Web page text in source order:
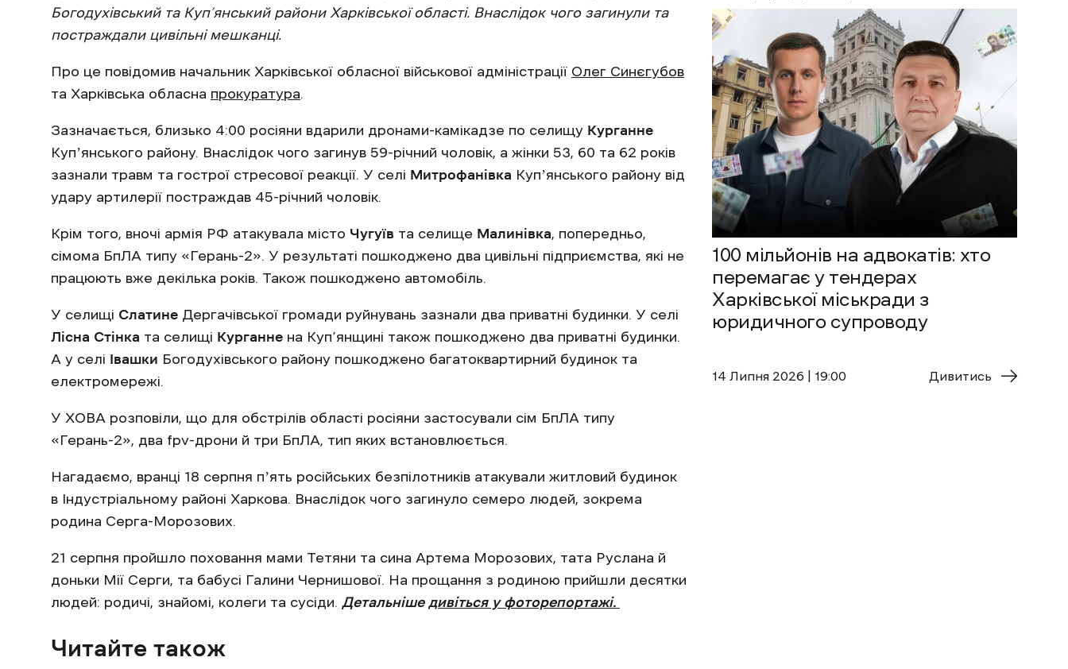
Богодухівський та Куп’янський райони Харківської області. Внаслідок чого загинули та
постраждали цивільні мешканці.
Про це повідомив начальник Харківської обласної військової адміністрації Олег Синєгубов
та Харківська обласна прокуратура.
Зазначається, близько 4:00 росіяни вдарили дронами-камікадзе по селищу Курганне
Купʼянського району. Внаслідок чого загинув 59-річний чоловік, а жінки 53, 60 та 62 років
зазнали травм та гострої стресової реакції. У селі Митрофанівка Купʼянського району від
удару артилерії постраждав 45-річний чоловік.
Крім того, вночі армія РФ атакувала місто Чугуїв та селище Малинівка, попередньо,
сімома БпЛА типу «Герань-2». У результаті пошкоджено два цивільні підприємства, які не
працюють вже декілька років. Також пошкоджено автомобіль.
У селищі Слатине Дергачівської громади руйнувань зазнали два приватні будинки. У селі
Лісна Стінка та селищі Курганне на Куп’янщині також пошкоджено два приватні будинки.
А у селі Івашки Богодухівського району пошкоджено багатоквартирний будинок та
електромережі.
У ХОВА розповіли, що для обстрілів області росіяни застосували сім БпЛА типу
«Герань-2», два fpv-дрони й три БпЛА, тип яких встановлюється.
Нагадаємо, вранці 18 серпня пʼять російських безпілотників атакували житловий будинок
в Індустріальному районі Харкова. Внаслідок чого загинуло семеро людей, зокрема
родина Серга-Морозових.
21 серпня пройшло поховання мами Тетяни та сина Артема Морозових, тата Руслана й
доньки Мії Серги, та бабусі Галини Чернишової. На прощання з родиною прийшли десятки
людей: родичі, знайомі, колеги та сусіди. Детальніше дивіться у фоторепортажі.
Читайте також
100 мільйонів на адвокатів: хто
перемагає у тендерах
Харківської міськради з
юридичного супроводу
14 Липня 2026 | 19:00 Дивитись